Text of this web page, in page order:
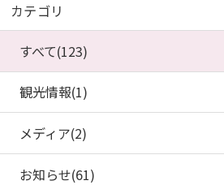
カテゴリ
すべて(123)
観光情報(1)
メディア(2)
お知らせ(61)